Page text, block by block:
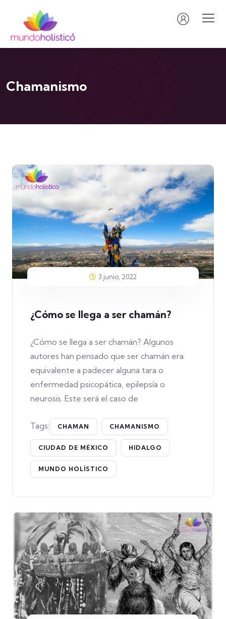
Chamanismo
3 junio, 2022
¿Cómo se llega a ser chamán?
¿Cómo se llega a ser chamán? Algunos
autores han pensado que ser chamán era
equivalente a padecer alguna tara o
enfermedad psicopática, epilepsía o
neurosis. Este será el caso de
Tags: CHAMAN CHAMANISMO
CIUDAD DE MÉXICO HIDALGO
MUNDO HOLÍSTICO